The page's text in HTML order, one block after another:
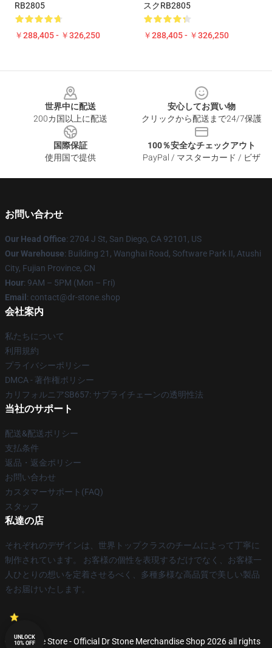
RB2805
￥288,405 - ￥326,250
スクRB2805
￥288,405 - ￥326,250
世界中に配送
200カ国以上に配送
安心してお買い物
クリックから配送まで24/7保護
国際保証
使用国で提供
100％安全なチェックアウト
PayPal / マスターカード / ビザ
お問い合わせ
Our Head Office: 2704 J St, San Diego, CA 92101, US
Our Warehouse: Building 21, Wanghai Road, Software Park II, Atushi
City, Fujian Province, CN
Hour: 9AM – 5PM (Mon – Fri)
Email : contact@dr-stone.shop
会社案内
私たちについて
利用規約
プライバシーポリシー
DMCA - 著作権ポリシー
カリフォルニアSB657: サプライチェーンの透明性法
当社のサポート
配送&配送ポリシー
支払条件
返品・返金ポリシー
お問い合わせ
カスタマーサポート(FAQ)
スタッフ
私達の店
それぞれのデザインは、世界トップクラスのチームによって丁寧に
制作されています。 お客様の個性を表現するだけでなく、お客様一
人ひとりの想いを定着させるべく、多種多様な高品質で美しい製品
をお届けいたします。
© Dr Stone Store - Official Dr Stone Merchandise Shop 2026 all rights
UNLOCK
10% OFF